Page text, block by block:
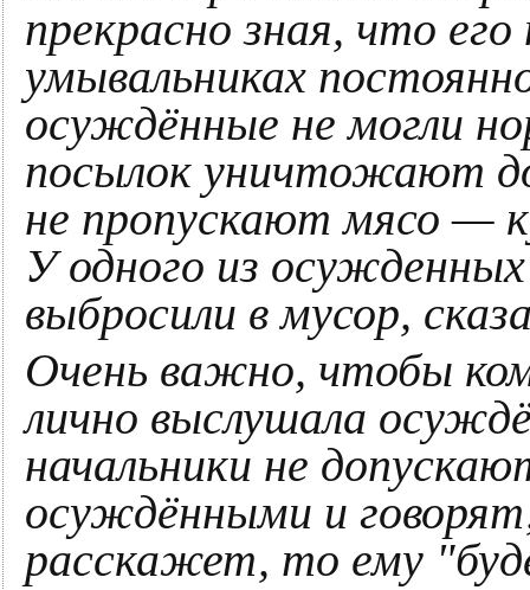
прекрасно зная, что
умывальниках
осуждённые не могли
посылок уничтожают
не пропускают мясо —
У одного из осужденных
выбросили в мусор,
Очень важно, чтобы
лично выслушала
начальники не
осуждёнными и
расскажет, то ему